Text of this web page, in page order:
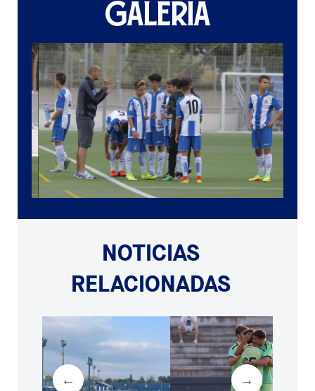
GALERÍA
NOTICIAS
RELACIONADAS